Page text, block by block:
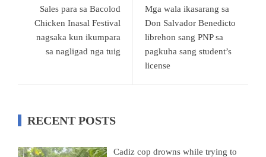
Sales para sa Bacolod
Chicken Inasal Festival
nagsaka kun ikumpara
sa nagligad nga tuig
Mga wala ikasarang sa
Don Salvador Benedicto
librehon sang PNP sa
pagkuha sang student’s
license
RECENT POSTS
Cadiz cop drowns while trying to